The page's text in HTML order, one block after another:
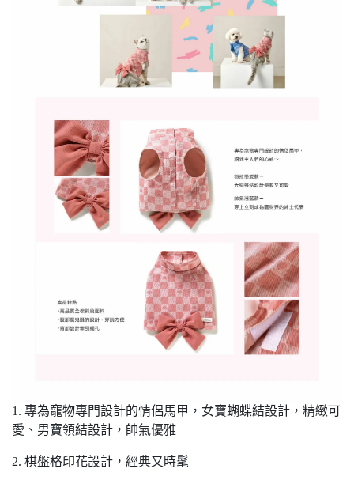
1. 專為寵物專門設計的情侶馬甲，女寶蝴蝶結設計，精緻可
愛、男寶領結設計，帥氣優雅
2. 棋盤格印花設計，經典又時髦